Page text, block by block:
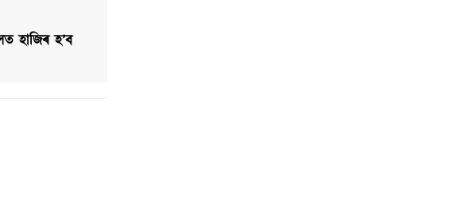
হাজিৰ হ’ব